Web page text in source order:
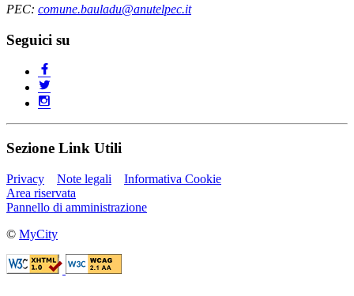
PEC: comune.bauladu@anutelpec.it
Seguici su
Sezione Link Utili
Privacy Note legali
Informativa Cookie
Area riservata
Pannello di amministrazione
© MyCity